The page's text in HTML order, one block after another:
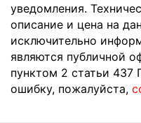
уведомления.
описание и цена на
исключительно
являются публичной
пунктом 2 статьи
ошибку, пожалуйста,